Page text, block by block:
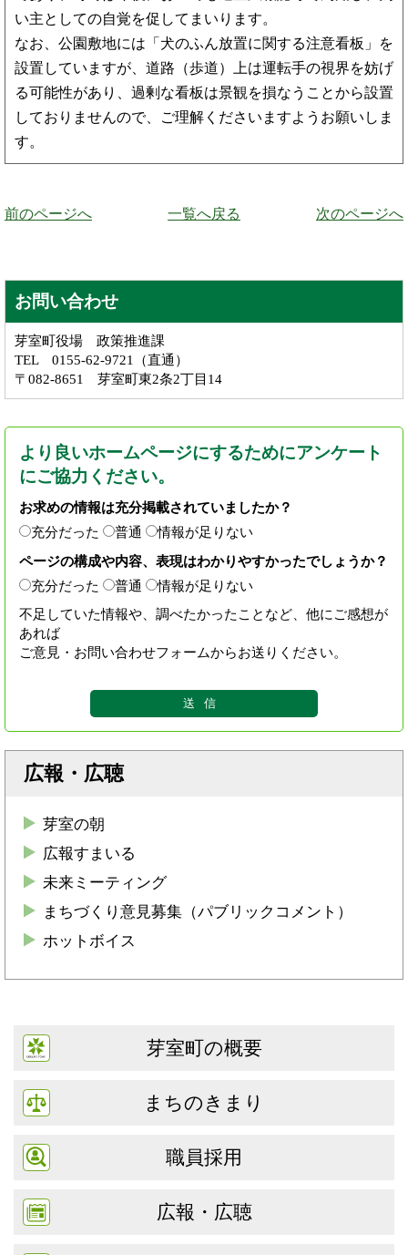
い主としての自覚を促してまいります。
なお、公園敷地には「犬のふん放置に関する注意看板」を
設置していますが、道路（歩道）上は運転手の視界を妨げ
る可能性があり、過剰な看板は景観を損なうことから設置
しておりませんので、ご理解くださいますようお願いしま
す。
前のページへ 一覧へ戻る 次のページへ
お問い合わせ
芽室町役場 政策推進課
TEL 0155-62-9721（直通）
〒082-8651 芽室町東2条2丁目14
より良いホームページにするためにアンケート
にご協力ください。
お求めの情報は充分掲載されていましたか？
充分だった
普通
情報が足りない
ページの構成や内容、表現はわかりやすかったでしょうか？
充分だった
普通
情報が足りない
不足していた情報や、調べたかったことなど、他にご感想が
あれば
ご意見・お問い合わせフォームからお送りください。
広報・広聴
芽室の朝
広報すまいる
未来ミーティング
まちづくり意見募集（パブリックコメント）
ホットボイス
芽室町の概要
まちのきまり
職員採用
広報・広聴